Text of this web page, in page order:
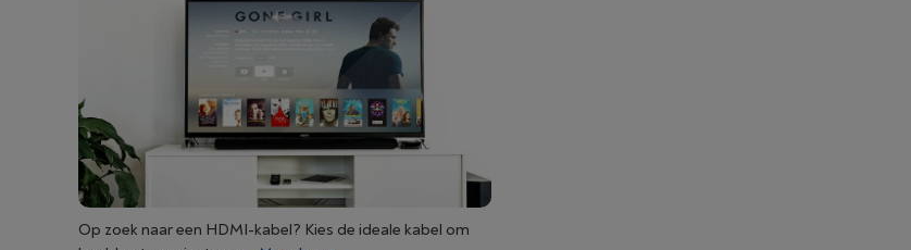
Op zoek naar een HDMI-kabel? Kies de ideale kabel om